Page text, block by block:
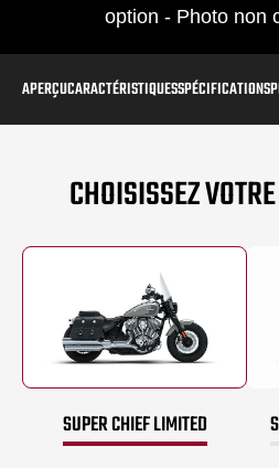
option - Photo non
APERÇUCARACTÉRISTIQUESSPÉCIFICATIONS
CHOISISSEZ
SUPER CHIEF LIMITED